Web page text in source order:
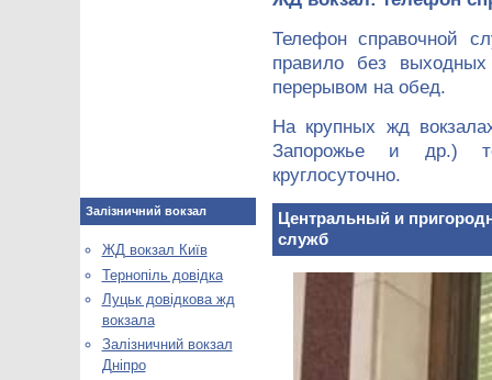
Телефон справочной
правило без
перерывом на обед.
На крупных жд
Запорожье и др.)
круглосуточно.
Центральный и
служб
Залізничний вокзал
ЖД вокзал Київ
Тернопіль довідка
Луцьк довідкова жд
вокзала
Залізничний вокзал
Дніпро